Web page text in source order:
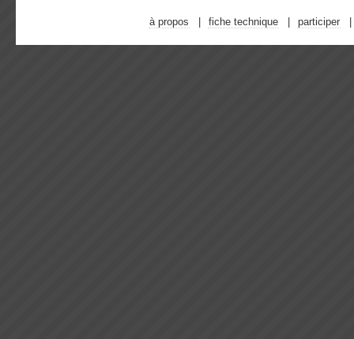
à propos fiche technique participer